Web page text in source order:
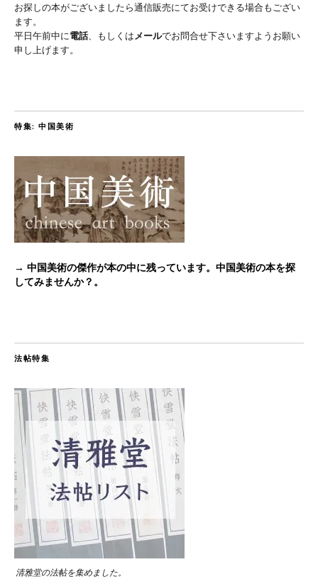
お探しの本がございましたら通信販売にてお受けできる場合もござい
ます。
平日午前中に電話、もしくはメールでお問合せ下さいますようお願い
申し上げます。
特集: 中国美術
→ 中国美術の傑作が本の中に残っています。中国美術の本を探
してみませんか？。
法帖特集
清雅堂の法帖を集めました。